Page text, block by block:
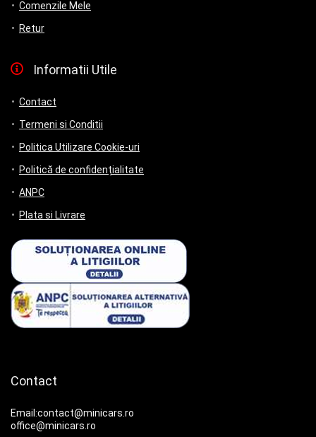
Comenzile Mele
Retur
Informatii Utile
Contact
Termeni si Conditii
Politica Utilizare Cookie-uri
Politică de confidențialitate
ANPC
Plata si Livrare
Contact
Email:contact@minicars.ro
office@minicars.ro